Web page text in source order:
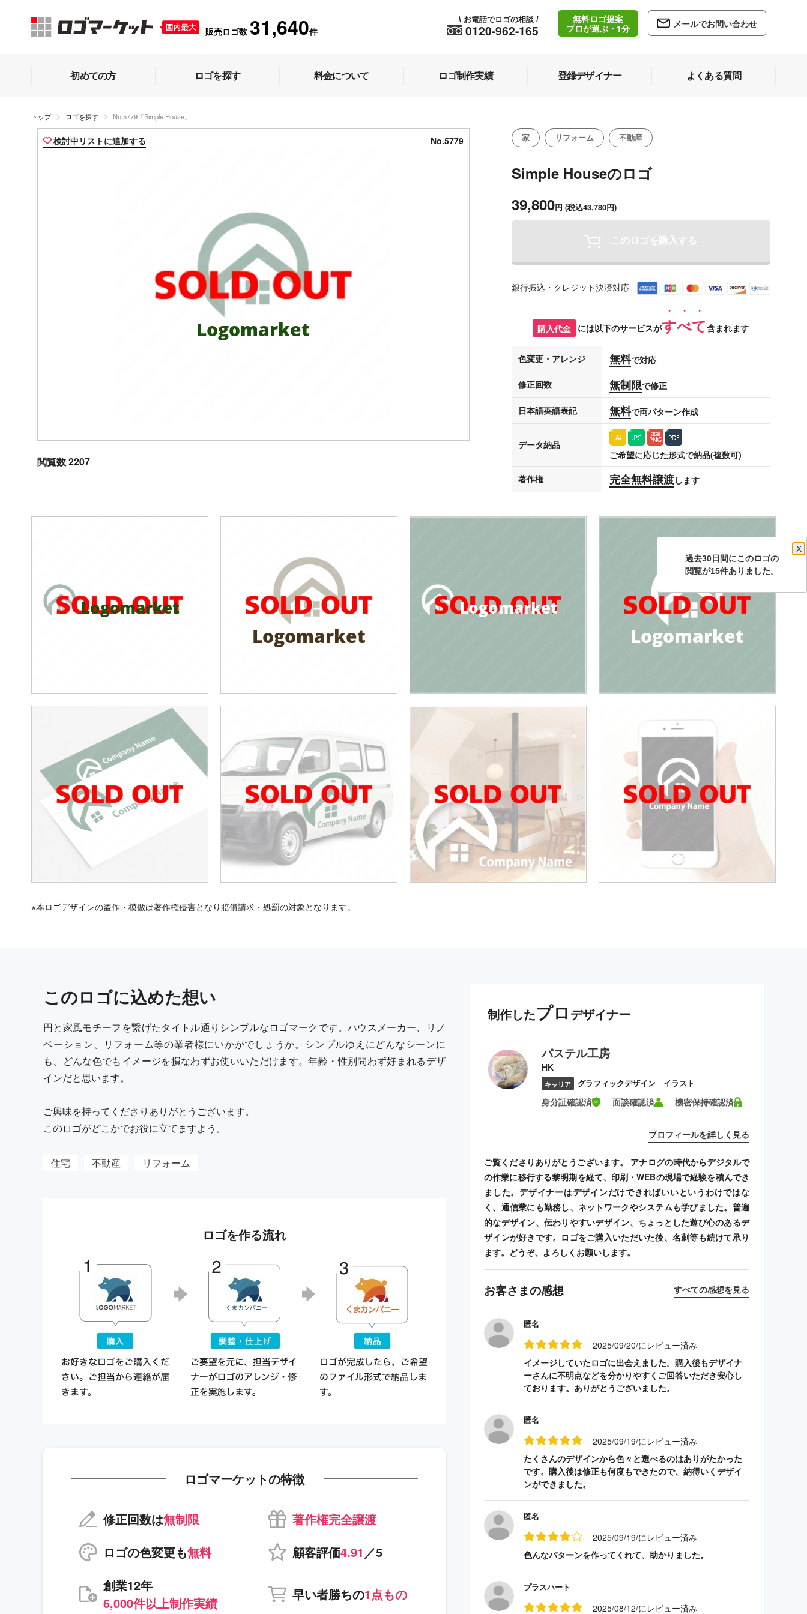
販売ロゴ数 31,640件 0120-962-165
\ お電話でロゴの相談 /
無料ロゴ提案
プロが選ぶ・1分
メールでお問い合わせ
初めての方 ロゴを探す 料金について ロゴ制作実績 登録デザイナー よくある質問
トップ ロゴを探す No.5779「Simple House」
検討中リストに追加する No.5779
Logomarket
閲覧数 2207
家 リフォーム 不動産
Simple Houseのロゴ
39,800円 (税込43,780円)
このロゴを購入する
銀行振込・クレジット決済対応
購入代金 には以下のサービスがすべて含まれます
色変更・アレンジ 無料で対応
修正回数 無制限で修正
日本語英語表記 無料で両パターン作成
データ納品
ご希望に応じた形式で納品(複数可)
著作権
完全無料譲渡します
Logomarket
Logomarket
Logomarket
Logomarket
※本ロゴデザインの盗作・模倣は著作権侵害となり賠償請求・処罰の対象となります。
このロゴに込めた想い
円と家風モチーフを繋げたタイトル通りシンプルなロゴマークです。ハウスメーカー、リノ
ベーション、リフォーム等の業者様にいかがでしょうか。シンプルゆえにどんなシーンに
も、どんな色でもイメージを損なわずお使いいただけます。年齢・性別問わず好まれるデザ
インだと思います。
ご興味を持ってくださりありがとうございます。
このロゴがどこかでお役に立てますよう。
住宅 不動産 リフォーム
ロゴを作る流れ
ロゴマーケットの特徴
修正回数は無制限
著作権完全譲渡
ロゴの色変更も無料 顧客評価4.91 ／5
創業12年
6,000件以上制作実績
早い者勝ちの1点もの
制作したプロ デザイナー
パステル工房
HK
キャリア グラフィックデザイン イラスト
身分証確認済 面談確認済 機密保持確認済
プロフィールを詳しく見る
ご覧くださりありがとうございます。 アナログの時代からデジタルで
の作業に移行する黎明期を経て、印刷・WEBの現場で経験を積んでき
ました。デザイナーはデザインだけできればいいというわけではな
く、通信業にも勤務し、ネットワークやシステムも学びました。普遍
的なデザイン、伝わりやすいデザイン、ちょっとした遊び心のあるデ
ザインが好きです。ロゴをご購入いただいた後、名刺等も続けて承り
ます。どうぞ、よろしくお願いします。
お客さまの感想 すべての感想を見る
匿名
2025/09/20/にレビュー済み
イメージしていたロゴに出会えました。購入後もデザイナ
ーさんに不明点などを分かりやすくご回答いただき安心し
ております。ありがとうございました。
匿名
2025/09/19/にレビュー済み
たくさんのデザインから色々と選べるのはありがたかった
です。購入後は修正も何度もできたので、納得いくデザイ
ンができました。
匿名
2025/09/19/にレビュー済み
色んなパターンを作ってくれて、助かりました。
プラスハート
2025/08/12/にレビュー済み
過去30日間にこのロゴの
X
閲覧が15件ありました。